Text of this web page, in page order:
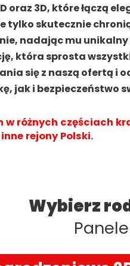
oraz 3D, które łączą
tylko skutecznie
nadając mu
która sprosta
się z naszą ofertą i
jak i bezpieczeństwo
w różnych częściach
rejony Polski.
Wybierz